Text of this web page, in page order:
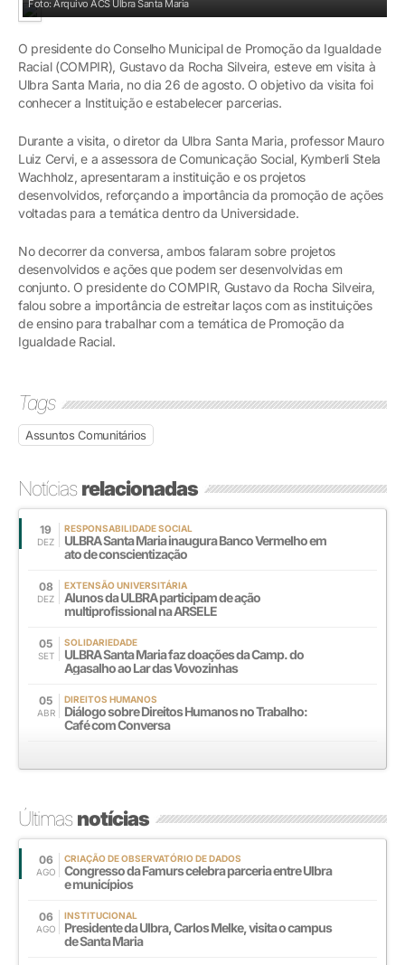
Foto: Arquivo ACS Ulbra Santa Maria
O presidente do Conselho Municipal de Promoção da Igualdade
Racial (COMPIR), Gustavo da Rocha Silveira, esteve em visita à
Ulbra Santa Maria, no dia 26 de agosto. O objetivo da visita foi
conhecer a Instituição e estabelecer parcerias.
Durante a visita, o diretor da Ulbra Santa Maria, professor Mauro
Luiz Cervi, e a assessora de Comunicação Social, Kymberli Stela
Wachholz, apresentaram a instituição e os projetos
desenvolvidos, reforçando a importância da promoção de ações
voltadas para a temática dentro da Universidade.
No decorrer da conversa, ambos falaram sobre projetos
desenvolvidos e ações que podem ser desenvolvidas em
conjunto. O presidente do COMPIR, Gustavo da Rocha Silveira,
falou sobre a importância de estreitar laços com as instituições
de ensino para trabalhar com a temática de Promoção da
Igualdade Racial.
Tags
Assuntos Comunitários
Notíciasrelacionadas
19
DEZ
RESPONSABILIDADE SOCIAL
ULBRA Santa Maria inaugura Banco Vermelho em
ato de conscientização
08
DEZ
EXTENSÃO UNIVERSITÁRIA
Alunos da ULBRA participam de ação
multiprofissional na ARSELE
05
SET
SOLIDARIEDADE
ULBRA Santa Maria faz doações da Camp. do
Agasalho ao Lar das Vovozinhas
05
ABR
DIREITOS HUMANOS
Diálogo sobre Direitos Humanos no Trabalho:
Café com Conversa
Últimasnotícias
06
AGO
CRIAÇÃO DE OBSERVATÓRIO DE DADOS
Congresso da Famurs celebra parceria entre Ulbra
e municípios
06
AGO
INSTITUCIONAL
Presidente da Ulbra, Carlos Melke, visita o campus
de Santa Maria